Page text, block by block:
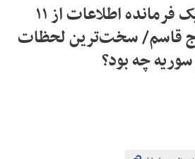
روایت دست اول یک فرمانده اطلاعات از ۱۱
قاسم/ سخت‌ترین لحظات
چه بود؟